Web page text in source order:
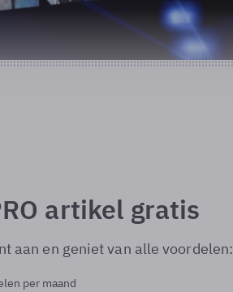
artikel gratis
aan en geniet van alle voordelen:
per maand